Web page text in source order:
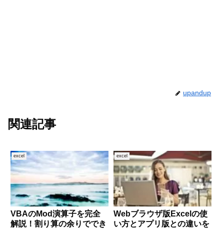
upandup
関連記事
excel
VBAのMod演算子を完全
解説！割り算の余りででき
excel
Webブラウザ版Excelの使
い方とアプリ版との違いを